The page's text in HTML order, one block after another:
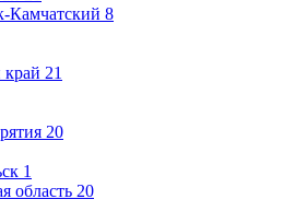
Камчатский 8
край 21
20
1
область 20